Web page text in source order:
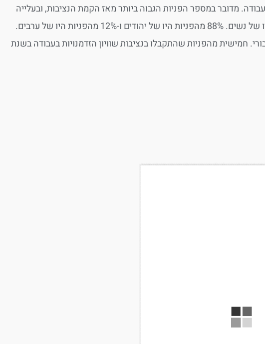
הזדמנויות בעבודה. מדובר במספר הפניות הגבוה ביותר מאז הקמת הנציבות, ובעלייה
בשיעור של 40% לעומת שנת 2019. שני שלישים מהפניות היו של נשים. 88% מהפניות היו של יהודים ו-12% מהפניות היו של ערבים.
היו מהמגזר הפרטי ו-30% מהמגזר הציבורי. חמישית מהפניות שהתקבלו בנציבות שוויון הזדמנויות בעבודה בשנת